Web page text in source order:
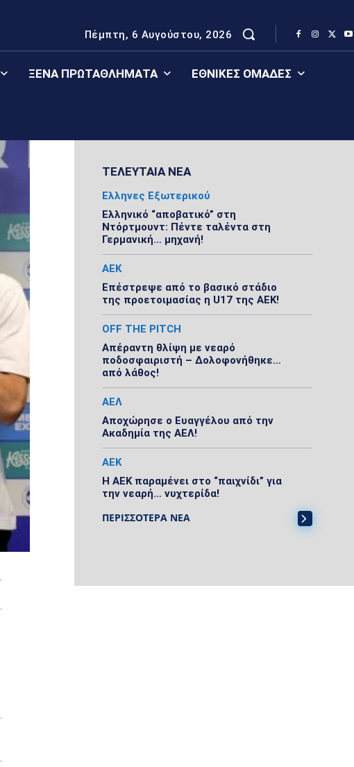
Πέμπτη, 6 Αυγούστου, 2026
ΞΈΝΑ ΠΡΩΤΑΘΛΉΜΑΤΑ ΕΘΝΙΚΈΣ ΟΜΆΔΕΣ
ΤΕΛΕΥΤΑΙΑ ΝΕΑ
Ελληνες Εξωτερικού
Ελληνικό “αποβατικό” στη
Ντόρτμουντ: Πέντε ταλέντα στη
Γερμανική… μηχανή!
ΑΕΚ
Επέστρεψε από το βασικό στάδιο
της προετοιμασίας η U17 της ΑΕΚ!
OFF THE PITCH
Απέραντη θλίψη με νεαρό
ποδοσφαιριστή – Δολοφονήθηκε…
από λάθος!
ΑΕΛ
Αποχώρησε ο Ευαγγέλου από την
Ακαδημία της ΑΕΛ!
ΑΕΚ
Η ΑΕΚ παραμένει στο “παιχνίδι” για
την νεαρή… νυχτερίδα!
ΠΕΡΙΣΣΟΤΕΡΑ ΝΕΑ